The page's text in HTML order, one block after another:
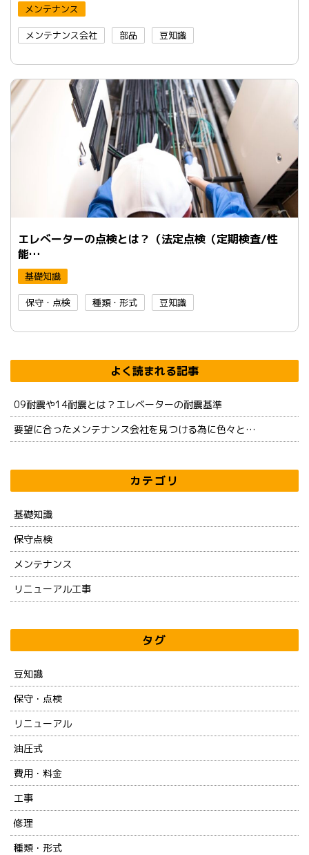
メンテナンス
メンテナンス会社 部品 豆知識
エレべーターの点検とは？（法定点検（定期検査/性
能…
基礎知識
保守・点検 種類・形式 豆知識
よく読まれる記事
09耐震や14耐震とは？エレベーターの耐震基準
要望に合ったメンテナンス会社を見つける為に色々と…
カテゴリ
基礎知識
保守点検
メンテナンス
リニューアル工事
タグ
豆知識
保守・点検
リニューアル
油圧式
費用・料金
工事
修理
種類・形式